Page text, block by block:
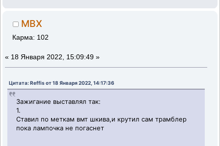
MBX
Карма: 102
« 18 Января 2022, 15:09:49 »
Цитата: Reffis от 18 Января 2022, 14:17:36
Зажигание выставлял так:
1.
Ставил по меткам вмт шкива,и крутил сам трамблер
пока лампочка не погаснет